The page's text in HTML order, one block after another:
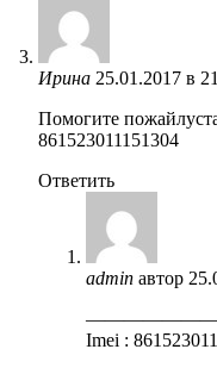
Ирина 25.01.2017 в
Помогите
861523011151304
Ответить
admin автор
Imei :